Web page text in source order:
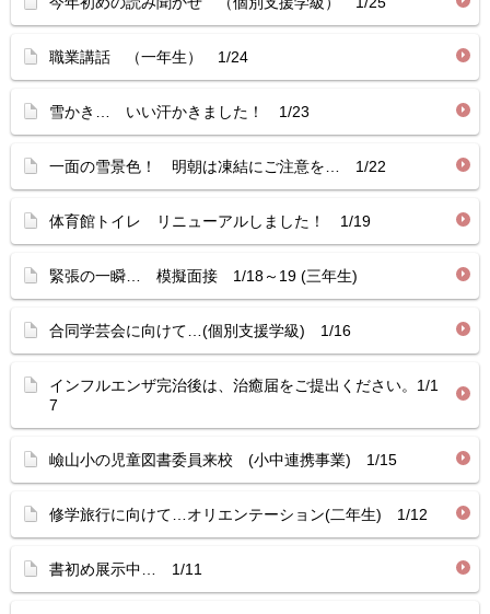
職業講話 （一年生） 1/24
雪かき… いい汗かきました！ 1/23
一面の雪景色！ 明朝は凍結にご注意を… 1/22
体育館トイレ リニューアルしました！ 1/19
緊張の一瞬… 模擬面接 1/18～19 (三年生)
合同学芸会に向けて…(個別支援学級) 1/16
インフルエンザ完治後は、治癒届をご提出ください。1/1
7
嶮山小の児童図書委員来校 (小中連携事業) 1/15
修学旅行に向けて…オリエンテーション(二年生) 1/12
書初め展示中… 1/11